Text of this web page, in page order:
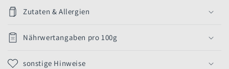
Zutaten & Allergien
Nährwertangaben pro 100g
sonstige Hinweise